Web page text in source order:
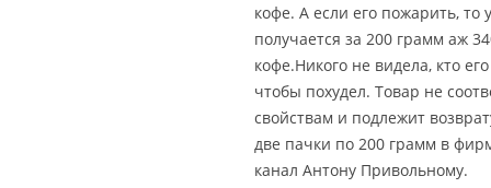
кофе. А если его пожарить, то
получается за 200 грамм аж
кофе.Никого не видела, кто
чтобы похудел. Товар не
свойствам и подлежит
две пачки по 200 грамм в
канал Антону Привольному.